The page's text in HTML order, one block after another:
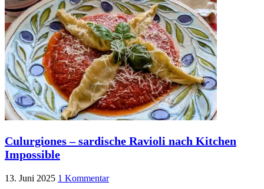
Culurgiones – sardische Ravioli nach Kitchen
Impossible
13. Juni 2025 1 Kommentar